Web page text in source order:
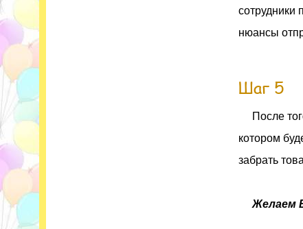
сотрудники
нюансы
Шаг 5
После
котором
забрать
Желаем